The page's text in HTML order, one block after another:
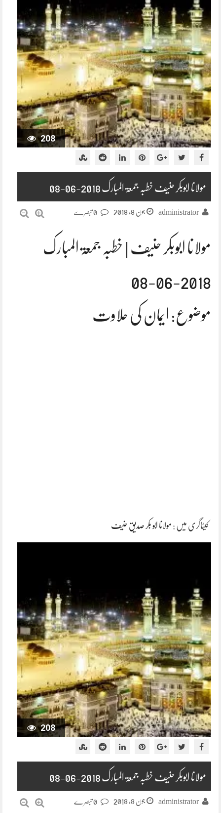
208
مولانا ابوبکر حنیف خطبہ جمعۃ المبارک 2018-06-08
administrator جون 8, 2018
مولانا ابوبکر حنیف | خطبہ جمعۃ المبارک
2018-06-08
موضوع: ایمان کی حلاوت
کیٹاگری میں : مولانا ابو بکر صدیق حنیف
208
مولانا ابوبکر حنیف خطبہ جمعۃ المبارک 2018-06-08
administrator جون 8, 2018